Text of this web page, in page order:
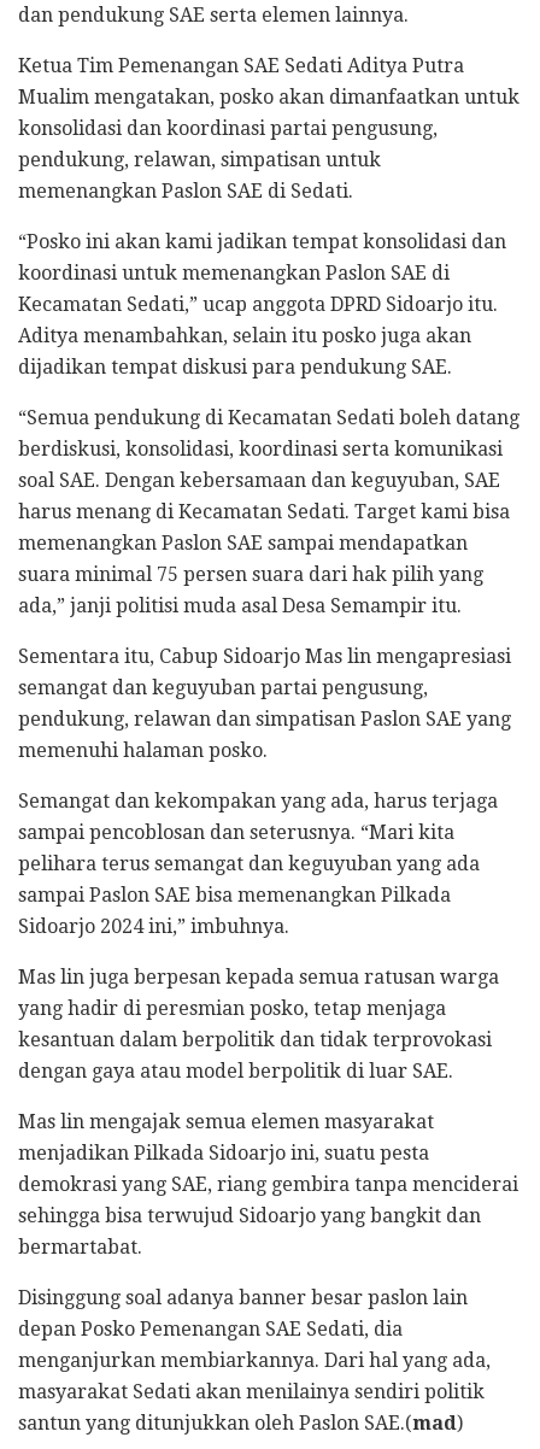
dan pendukung SAE serta elemen lainnya.
Ketua Tim Pemenangan SAE Sedati Aditya Putra
Mualim mengatakan, posko akan dimanfaatkan untuk
konsolidasi dan koordinasi partai pengusung,
pendukung, relawan, simpatisan untuk
memenangkan Paslon SAE di Sedati.
“Posko ini akan kami jadikan tempat konsolidasi dan
koordinasi untuk memenangkan Paslon SAE di
Kecamatan Sedati,” ucap anggota DPRD Sidoarjo itu.
Aditya menambahkan, selain itu posko juga akan
dijadikan tempat diskusi para pendukung SAE.
“Semua pendukung di Kecamatan Sedati boleh datang
berdiskusi, konsolidasi, koordinasi serta komunikasi
soal SAE. Dengan kebersamaan dan keguyuban, SAE
harus menang di Kecamatan Sedati. Target kami bisa
memenangkan Paslon SAE sampai mendapatkan
suara minimal 75 persen suara dari hak pilih yang
ada,” janji politisi muda asal Desa Semampir itu.
Sementara itu, Cabup Sidoarjo Mas lin mengapresiasi
semangat dan keguyuban partai pengusung,
pendukung, relawan dan simpatisan Paslon SAE yang
memenuhi halaman posko.
Semangat dan kekompakan yang ada, harus terjaga
sampai pencoblosan dan seterusnya. “Mari kita
pelihara terus semangat dan keguyuban yang ada
sampai Paslon SAE bisa memenangkan Pilkada
Sidoarjo 2024 ini,” imbuhnya.
Mas lin juga berpesan kepada semua ratusan warga
yang hadir di peresmian posko, tetap menjaga
kesantuan dalam berpolitik dan tidak terprovokasi
dengan gaya atau model berpolitik di luar SAE.
Mas lin mengajak semua elemen masyarakat
menjadikan Pilkada Sidoarjo ini, suatu pesta
demokrasi yang SAE, riang gembira tanpa menciderai
sehingga bisa terwujud Sidoarjo yang bangkit dan
bermartabat.
Disinggung soal adanya banner besar paslon lain
depan Posko Pemenangan SAE Sedati, dia
menganjurkan membiarkannya. Dari hal yang ada,
masyarakat Sedati akan menilainya sendiri politik
santun yang ditunjukkan oleh Paslon SAE.(mad)